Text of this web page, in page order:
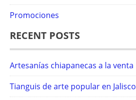
Promociones
RECENT POSTS
Artesanías chiapanecas a la venta
Tianguis de arte popular en Jalisco